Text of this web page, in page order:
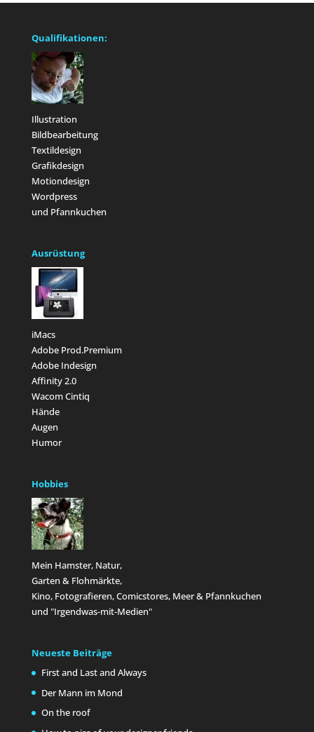
Qualifikationen:
Illustration
Bildbearbeitung
Textildesign
Grafikdesign
Motiondesign
Wordpress
und Pfannkuchen
Ausrüstung
iMacs
Adobe Prod.Premium
Adobe Indesign
Affinity 2.0
Wacom Cintiq
Hände
Augen
Humor
Hobbies
Mein Hamster, Natur,
Garten & Flohmärkte,
Kino, Fotografieren, Comicstores, Meer & Pfannkuchen
und "Irgendwas-mit-Medien"
Neueste Beiträge
First and Last and Always
Der Mann im Mond
On the roof